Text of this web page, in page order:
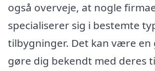
også overveje, at nogle
specialiserer sig i bestemte
tilbygninger. Det kan være en
gøre dig bekendt med deres